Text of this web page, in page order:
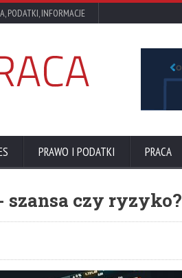
PODATKI, INFORMACJE
PRAWO I PODATKI PRACA
czy ryzyko?